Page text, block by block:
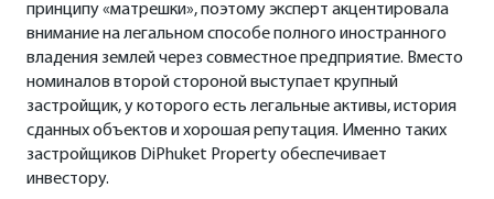
принципу «матрешки», поэтому эксперт акцентировала
внимание на легальном способе полного иностранного
владения землей через совместное предприятие. Вместо
номиналов второй стороной выступает крупный
застройщик, у которого есть легальные активы, история
сданных объектов и хорошая репутация. Именно таких
застройщиков DiPhuket Property обеспечивает
инвестору.